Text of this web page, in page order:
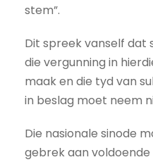
stem”.
Dit spreek vanself dat
die vergunning in
maak en die tyd van
in beslag moet neem
Die nasionale sinode
gebrek aan